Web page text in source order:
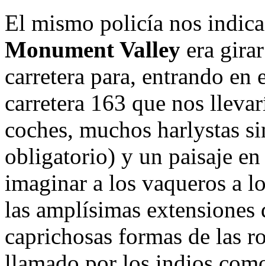
El mismo policía nos
Monument Valley era
carretera para, entrando en
carretera 163 que nos
coches, muchos harlystas
obligatorio) y un paisaje
imaginar a los vaqueros a
las amplísimas
caprichosas formas de las